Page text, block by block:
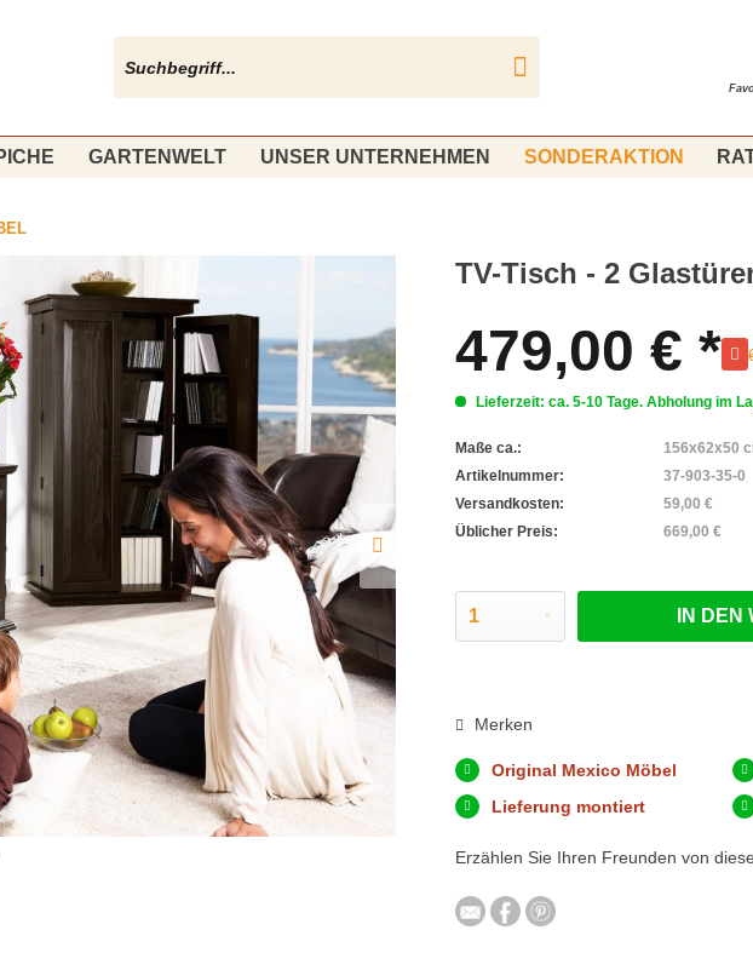
GARTENWELT UNSER UNTERNEHMEN SONDERAKTION
TV-Tisch - 2
479,00 € *
Lieferzeit: ca. 5-10 Tage. Abholung im
Maße ca.:
156x62x50
Artikelnummer:
37-903-35-0
Versandkosten:
59,00 €
Üblicher Preis:
669,00 €
IN DEN
Merken
Original Mexico Möbel
Lieferung montiert
Erzählen Sie Ihren Freunden von